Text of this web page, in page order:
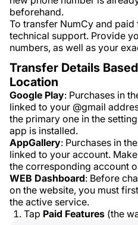
beforehand.
To transfer NumCy and
technical support. Provide
numbers, as well as your
Transfer Details
Location
Google Play: Purchases in
linked to your @gmail
the primary one in the
app is installed.
AppGallery: Purchases in
linked to your account.
the corresponding account
WEB Dashboard: Before
on the website, you must
the active service.
Tap Paid Features (the